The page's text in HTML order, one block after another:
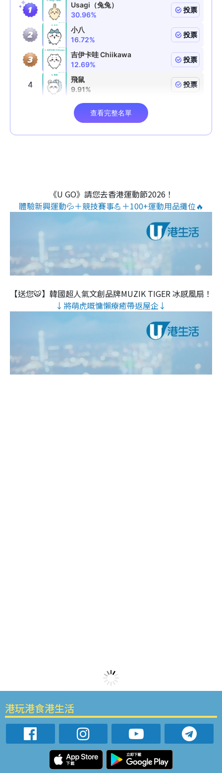
《U GO》請您去香港運動節2026！
體驗新興運動💦＋競技賽事💪＋100+運動用品攤位🔥
【送您🐯】韓國超人氣文創品牌MUZIK TIGER 冰感風扇！
↓將萌虎嘅慵懶療癒帶返屋企↓
港玩港食港生活